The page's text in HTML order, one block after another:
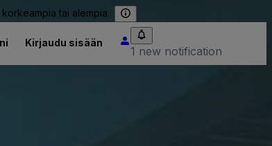
tai alempia.
Kirjaudu sisään
1 new notification